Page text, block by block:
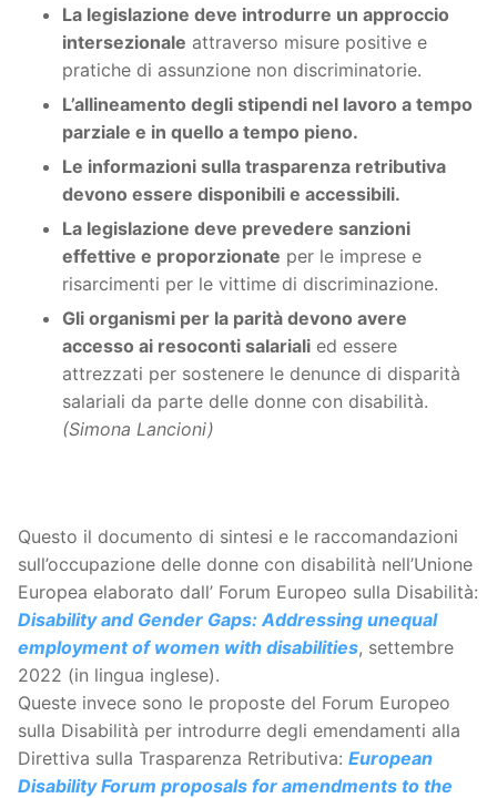
La legislazione deve introdurre un approccio
intersezionale attraverso misure positive e
pratiche di assunzione non discriminatorie.
L’allineamento degli stipendi nel lavoro a tempo
parziale e in quello a tempo pieno.
Le informazioni sulla trasparenza retributiva
devono essere disponibili e accessibili.
La legislazione deve prevedere sanzioni
effettive e proporzionate per le imprese e
risarcimenti per le vittime di discriminazione.
Gli organismi per la parità devono avere
accesso ai resoconti salariali ed essere
attrezzati per sostenere le denunce di disparità
salariali da parte delle donne con disabilità.
(Simona Lancioni)
Questo il documento di sintesi e le raccomandazioni
sull’occupazione delle donne con disabilità nell’Unione
Europea elaborato dall’ Forum Europeo sulla Disabilità:
Disability and Gender Gaps: Addressing unequal
employment of women with disabilities, settembre
2022 (in lingua inglese).
Queste invece sono le proposte del Forum Europeo
sulla Disabilità per introdurre degli emendamenti alla
Direttiva sulla Trasparenza Retributiva: European
Disability Forum proposals for amendments to the